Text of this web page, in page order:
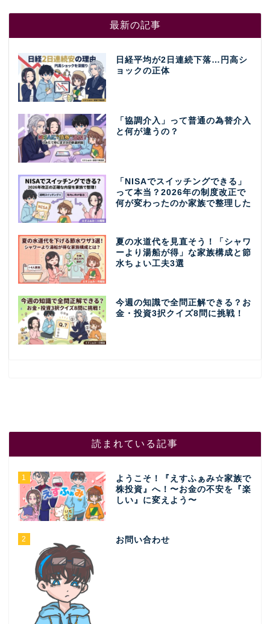
最新の記事
日経平均が2日連続下落…円高シ
ョックの正体
「協調介入」って普通の為替介入
と何が違うの？
「NISAでスイッチングできる」
って本当？2026年の制度改正で
何が変わったのか家族で整理した
夏の水道代を見直そう！「シャワ
ーより湯船が得」な家族構成と節
水ちょい工夫3選
今週の知識で全問正解できる？お
金・投資3択クイズ8問に挑戦！
読まれている記事
1
ようこそ！『えすふぁみ☆家族で
株投資』へ！〜お金の不安を『楽
しい』に変えよう〜
2 お問い合わせ